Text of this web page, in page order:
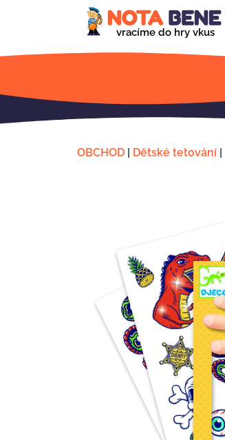
vracíme do hry vkus
OBCHOD | Dětské tetování |